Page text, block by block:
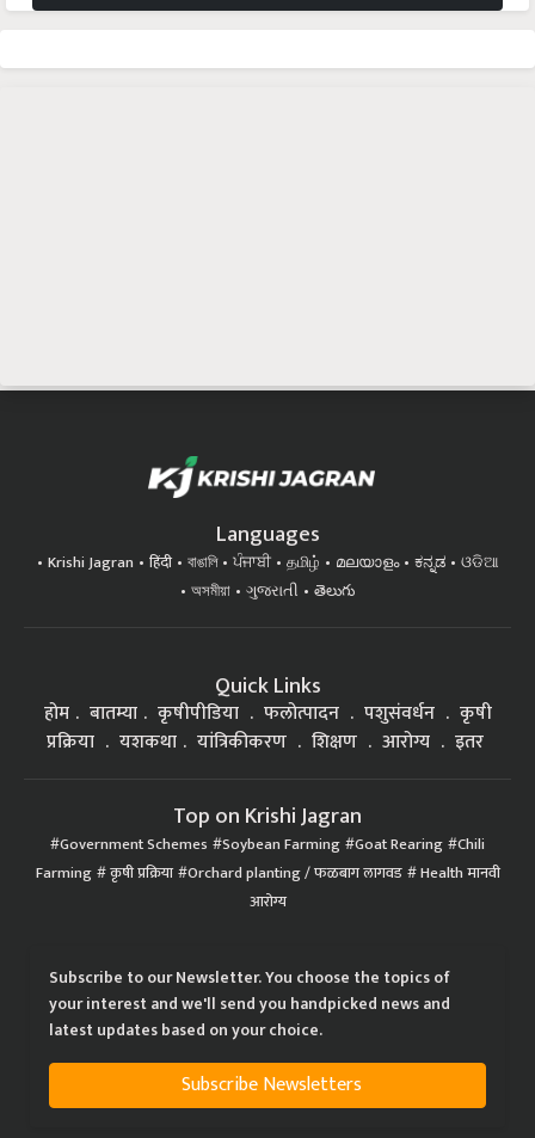
Languages
Krishi Jagran हिंदी বাঙালি ਪੰਜਾਬੀ தமிழ் മലയാളം ಕನ್ನಡ
ଓଡିଆ
অসমীয়া
ગુજરાતી తెలుగు
Quick Links
होम बातम्या कृषीपीडिया फलोत्पादन पशुसंवर्धन
कृषी
प्रक्रिया
यशकथा यांत्रिकीकरण शिक्षण आरोग्य इतर
Top on Krishi Jagran
Government Schemes Soybean Farming Goat Rearing Chili
Farming कृषी प्रक्रिया Orchard planting / फळबाग लागवड Health मानवी
आरोग्य
Subscribe to our Newsletter. You choose the topics of
your interest and we'll send you handpicked news and
latest updates based on your choice.
Subscribe Newsletters